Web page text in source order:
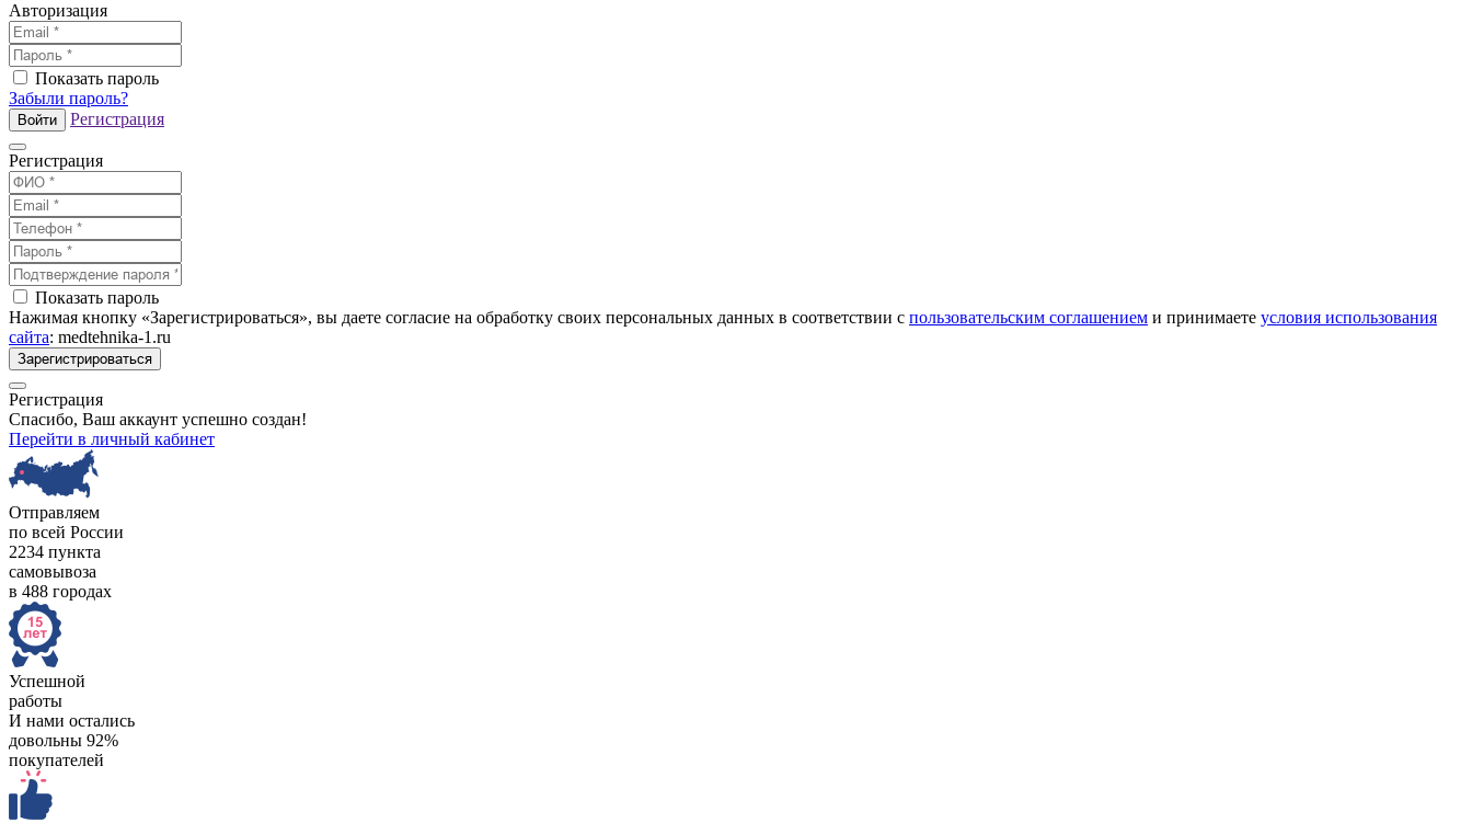
Авторизация
Показать пароль
Забыли пароль?
Войти Регистрация
Регистрация
Показать пароль
Нажимая кнопку «Зарегистрироваться», вы даете согласие на обработку своих персональных данных в соответствии с пользовательским соглашением и принимаете условия использования
сайта: medtehnika-1.ru
Зарегистрироваться
Регистрация
Спасибо, Ваш аккаунт успешно создан!
Перейти в личный кабинет
Отправляем
по всей России
2234 пункта
самовывоза
в 488 городах
Успешной
работы
И нами остались
довольны 92%
покупателей